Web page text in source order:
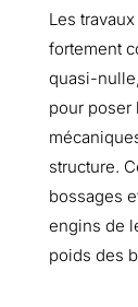
Les
fortement
quasi-
pour poser
structure.
bossages
engins de
poids des